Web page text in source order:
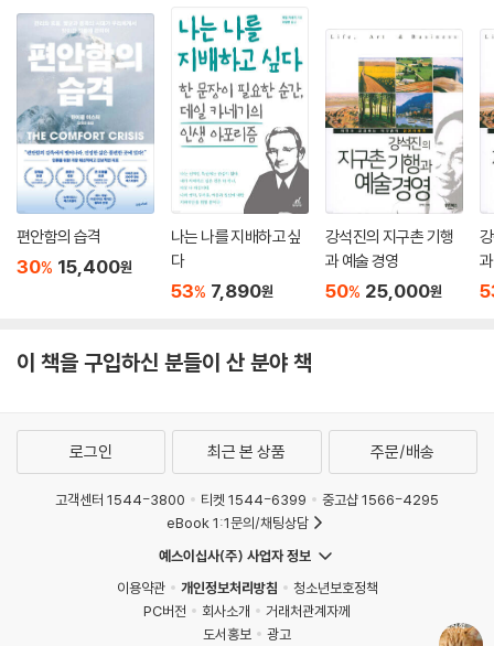
는 편견도 검은 고양이 입양을 주저하게 만드는 것으로 보인다. 구조 센터
의 검은 고양이 입양 현황을 살펴보면, 새끼고양이든 성묘든 검은 고양이
는 검은색이 아닌 고양이에 비해 입양되는 데 2일에서 6일이 더 걸리며,
‘턱시도’ 고양이처럼 흰색 털과 검은색 털이 섞인 고양이에 비해서도 3일
정도 늦게 입양되는 것으로 나타났다.
---「털 색깔이 성격을 말해준다면」중에서
고양이 옹호론자 중에는 고양이도 개처럼 유용하다는 것을 보여주기 위해
유익한 ‘역할’을 찾아내려고 하는 사람들도 있었다. 이런 노력을 보여준 대
표적인 예는 1870년대의 ‘집고양이 지위 향상을 위한 벨기에 협회’다. 이
단체는 고양이의 재능이 제대로 활용되지 않고 있다고 판단했고, 고양이가
---「우리가 고양이를 키우는 이유」중에서
고, 인간에 맞춰 의사소통 방식을 조정함으로써 우리의 관심을 끌고 원하
는 것을 말하려고 노력했다는 점이다. 고양이는 대부분의 사람들이 생각하
는 것보다 훨씬 더 우리를 잘 이해한다. 고양이와 인간의 의사소통은 이제
진화할 만큼 진화한 것일까? 고양이가 인간 세상에 적응하는 데 뛰어난 재
능을 가지고 있다는 점을 고려하면 여기가 끝일 가능성은 없어 보인다.
---「에필로그」중에서
상냥할 수도 있고, 활동적이면서도 혼자 지내려고 하는 성향이 강할 수 있
음을 다섯 가지 지표를 통해 보여준다. 이렇게 가지각색의 성격을 가진 고
양이들은 시대에 따라 다르게 적응해왔다. 현대사회의 고양이들도 마찬가
지다. 다만 그들이 가진 공통점은, 고양이는 우리가 생각하는 것보다 훨씬
더 많이 우리를 의식하고 관찰하며 자신의 행동을 바꾸고 있다는 것이다.
현대식 물건이 가득한 요즘의 집은 고양이에게는 매우 낯선 환경이지만 고
양이는 인간의 곁에서 함께 살기 위해 놀라운 적응력과 눈물겨운 노력을
보여주었다. 우리가 고양이라는 완벽한 동반자를 얻을 수 있었던 것은 고
양이가 인간을 포기하지 않은 덕분이다. 집사들은 이 책을 통해 그동안 몰
랐던 고양이들의 노력과 끈기, 그리고 인간을 향한 애정을 알게 될 것이다.
고양이 집사들을 위한 필독서!
만들며 인간과 더 원활히 소통하기 위해 노력해왔다. 그렇다면 집사들도
이대로 머물러서는 안 된다. 맛있는 간식과 따뜻한 손길로도 고양이를 어
이의 언어를 제대로 이해해야 한다. 저자는 고양이와 인간의 관계는 이제
부터 시작이라고 말한다. 의욕 넘치는 고양이는 앞으로도 계속 우리에게
말을 건넬 것이다. 우리는 눈과 귀를 활짝 열고 그들의 말을 받아들일 준비
만 하면 된다. 물론, 이 책의 도움을 받는다면 더 수월해질 것이다.
과 실제 에피소드들이 매혹적으로 버무려진 이 책은 애묘인들에게 재미와
정보를 동시에 선사할 것이다.
- 존 브래드쇼 (『캣 센스』·『고양이 훈련시키기The Trainable Cat』 저자)
고양이들이 왜 그렇게 행동하는지에 대해 역사는 깨달음을 주고 과학은 강
력한 통찰을 제공한다. 고양이를 사랑하는 사람이라면 이 책을 꼭 책장에
추가하고 싶을 것이다.
- [퍼블리셔스 위클리]
고양이에 대한 놀라운 사실들로 가득한 책. 애묘인이라 자부하는 저자는
기존의 어떤 고정관념들을 깨부수는 데 전념하며, 집고양이들이 지금껏 이
- [월스트리트 저널]
편안함의 습격
30% 15,400원
나는 나를 지배하고 싶
다
53% 7,890원
강석진의 지구촌 기행
과 예술 경영
50% 25,000원
이 책을 구입하신 분들이 산 분야 책
로그인 최근 본 상품 주문/배송
고객센터 1544-3800 티켓 1544-6399
중고샵 1566-4295
eBook 1:1문의/채팅상담
예스이십사(주) 사업자 정보
이용약관
개인정보처리방침
청소년보호정책
PC버전
회사소개
거래처관계자께
도서홍보
광고